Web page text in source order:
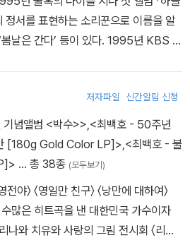
정서를 표현하는 소리꾼으로 이름을 알
다’ 등이 있다. 1995년 KBS 국
저자파일 신간알림 신청
념앨범 <박수>>,<최백호 - 50주년
[180g Gold Color LP]>,<최백호 - 불
… 총 38종 (모두보기)
야〉 〈영일만 친구〉 〈낭만에 대하여〉
수많은 히트곡을 낸 대한민국 가수이자
나와 치유와 사랑의 그림 전시회 〈리즌